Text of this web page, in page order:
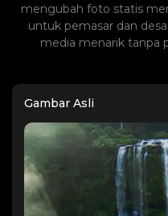
mengubah foto statis
untuk pemasar dan
media menarik tanpa
Gambar Asli